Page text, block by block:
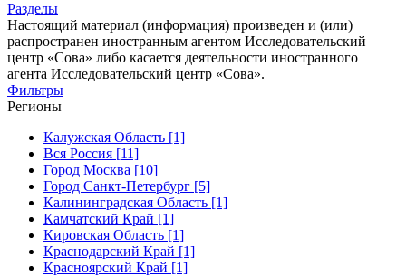
Разделы
Настоящий материал (информация) произведен и (или)
распространен иностранным агентом Исследовательский
центр «Сова» либо касается деятельности иностранного
агента Исследовательский центр «Сова».
Фильтры
Регионы
Калужская Область [1]
Вся Россия [11]
Город Москва [10]
Город Санкт-Петербург [5]
Калининградская Область [1]
Камчатский Край [1]
Кировская Область [1]
Краснодарский Край [1]
Красноярский Край [1]